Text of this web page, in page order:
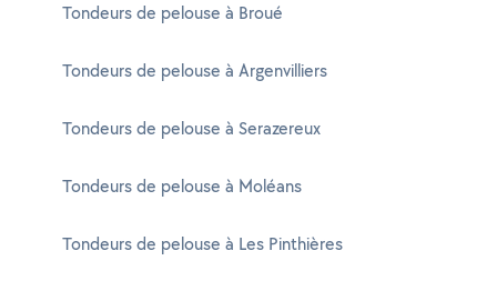
Tondeurs de pelouse à Broué
Tondeurs de pelouse à Argenvilliers
Tondeurs de pelouse à Serazereux
Tondeurs de pelouse à Moléans
Tondeurs de pelouse à Les Pinthières